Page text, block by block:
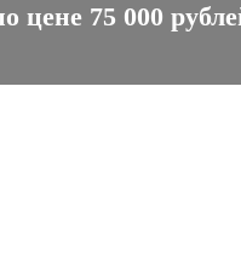
75 000